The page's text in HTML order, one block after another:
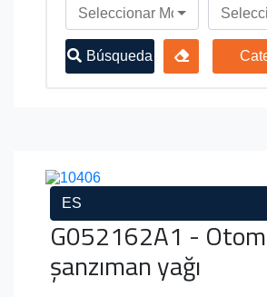
Seleccionar Modelo de
Búsqueda
ES
G052162A1 -
şanzıman yağı